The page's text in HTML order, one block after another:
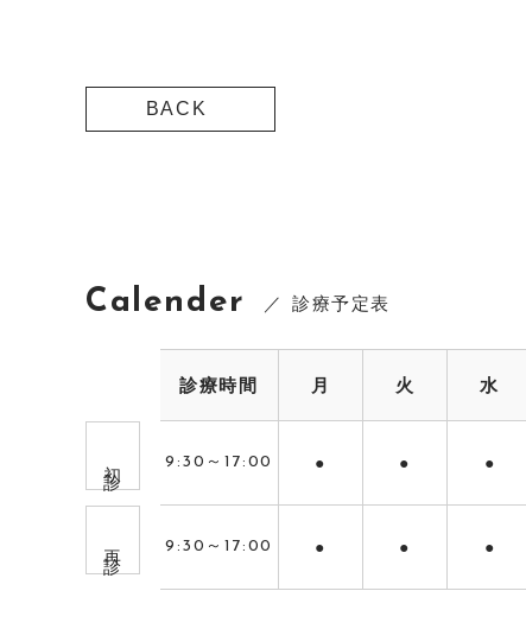
BACK
Calender 診療予定表
診療時間 月 火 水
9:30～17:00 ● ● ●
9:30～17:00 ● ● ●